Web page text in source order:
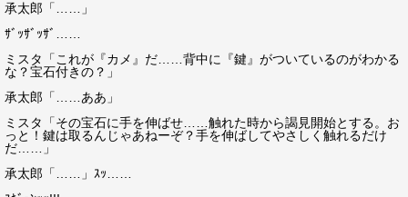
承太郎「……」
ｻﾞｯｻﾞｯｻﾞ……
ミスタ「これが『カメ』だ……背中に『鍵』がついているのがわかる
な？宝石付きの？」
承太郎「……ああ」
ミスタ「その宝石に手を伸ばせ……触れた時から謁見開始とする。お
っと！鍵は取るんじゃあねーぞ？手を伸ばしてやさしく触れるだけ
だ……」
承太郎「……」ｽｯ……